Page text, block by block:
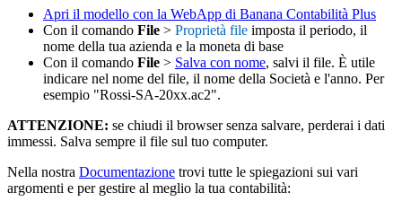
Apri il modello con la WebApp di Banana Contabilità Plus
Con il comando File > Proprietà file imposta il periodo, il
nome della tua azienda e la moneta di base
Con il comando File > Salva con nome, salvi il file. È utile
indicare nel nome del file, il nome della Società e l'anno. Per
esempio "Rossi-SA-20xx.ac2".
ATTENZIONE: se chiudi il browser senza salvare, perderai i dati
immessi. Salva sempre il file sul tuo computer.
Nella nostra Documentazione trovi tutte le spiegazioni sui vari
argomenti e per gestire al meglio la tua contabilità: